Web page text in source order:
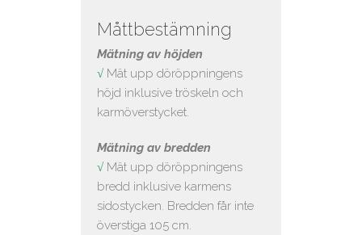
Måttbestämning
Mätning av höjden
√ Mät upp döröppningens
höjd inklusive tröskeln och
karmöverstycket.
Mätning av bredden
√ Mät upp döröppningens
bredd inklusive karmens
sidostycken. Bredden får inte
överstiga 105 cm.